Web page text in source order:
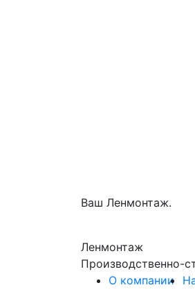
Ваш Ленмонтаж.
Ленмонтаж
Производственно-
О компании